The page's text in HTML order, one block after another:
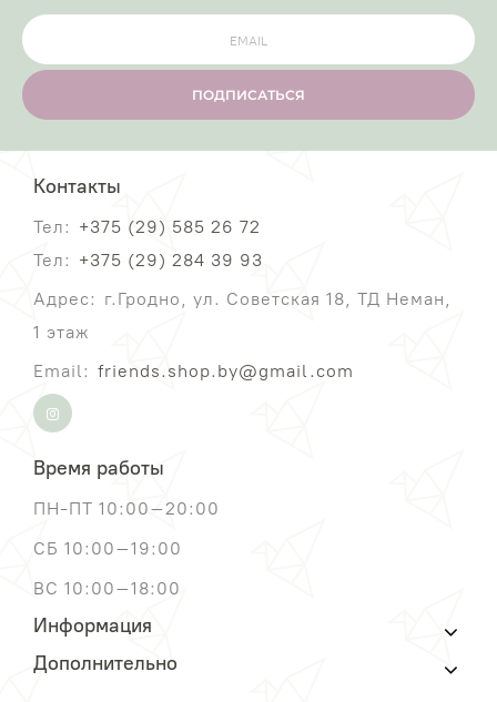
ПОДПИСАТЬСЯ
Контакты
Тел: +375 (29) 585 26 72
Тел: +375 (29) 284 39 93
Адрес: г.Гродно, ул. Советская 18, ТД Неман,
1 этаж
Email: friends.shop.by@gmail.com
Время работы
ПН-ПТ 10:00–20:00
СБ 10:00–19:00
ВС 10:00–18:00
Информация
Дополнительно